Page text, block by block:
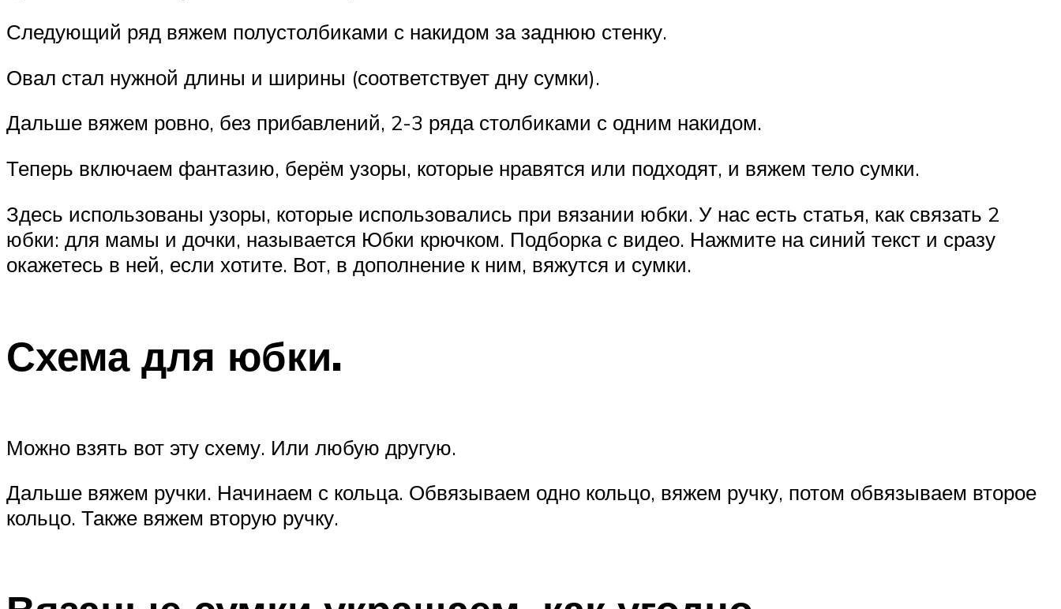
Следующий ряд вяжем полустолбиками с накидом за заднюю стенку.
Овал стал нужной длины и ширины (соответствует дну сумки).
Дальше вяжем ровно, без прибавлений, 2-3 ряда столбиками с одним накидом.
Теперь включаем фантазию, берём узоры, которые нравятся или подходят, и вяжем тело сумки.
Здесь использованы узоры, которые использовались при вязании юбки. У нас есть статья, как связать 2
юбки: для мамы и дочки, называется Юбки крючком. Подборка с видео. Нажмите на синий текст и сразу
окажетесь в ней, если хотите. Вот, в дополнение к ним, вяжутся и сумки.
Схема для юбки.
Можно взять вот эту схему. Или любую другую.
Дальше вяжем ручки. Начинаем с кольца. Обвязываем одно кольцо, вяжем ручку, потом обвязываем второе
кольцо. Также вяжем вторую ручку.